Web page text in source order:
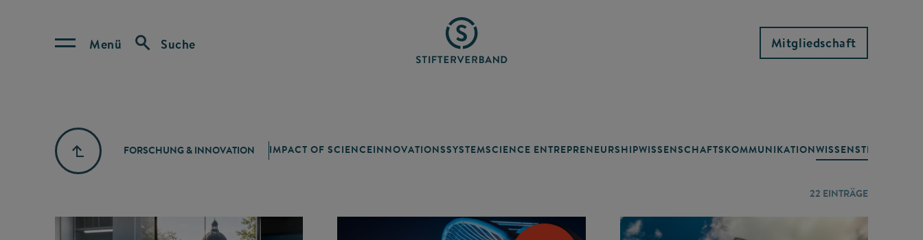
Menü Suche Mitgliedschaft
FORSCHUNG & INNOVATION IMPACT OF SCIENCEINNOVATIONSSYSTEMSCIENCE ENTREPRENEURSHIPWISSENSCHAFTSKOMMUNIKATIONWISSENSTRANSFER
22 EINTRÄGE